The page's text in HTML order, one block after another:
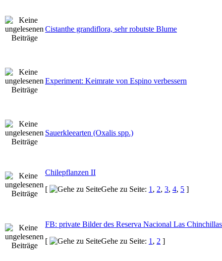
Cistanthe grandiflora, sehr robutste Blume
Experiment: Keimrate von Espino verbessern
Sauerkleearten (Oxalis spp.)
Chilepflanzen II
[
Gehe zu Seite: 1 , 2, 3, 4, 5 ]
FB: private Bilder des Reserva Nacional Las Chinchillas
[
Gehe zu Seite: 1 , 2 ]